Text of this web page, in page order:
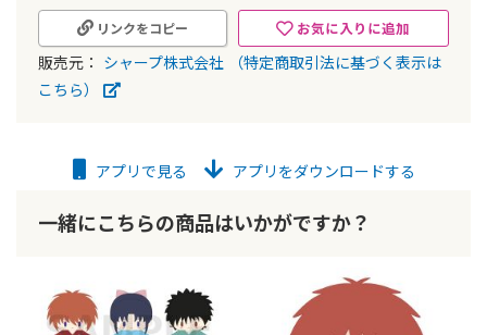
お気に入りに追加
リンクをコピー
販売元： シャープ株式会社
（特定商取引法に基づく表示は
こちら）
アプリで見る アプリをダウンロードする
一緒にこちらの商品はいかがですか？